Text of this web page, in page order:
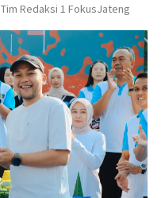
Tim Redaksi 1 FokusJateng